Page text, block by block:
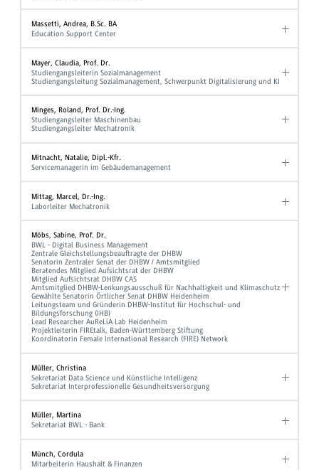
Massetti, Andrea, B.Sc. BA
Education Support Center
Mayer, Claudia, Prof. Dr.
Studiengangsleiterin Sozialmanagement
Studiengangsleitung Sozialmanagement, Schwerpunkt Digitalisierung und KI
Minges, Roland, Prof. Dr.-Ing.
Studiengangsleiter Maschinenbau
Studiengangsleiter Mechatronik
Mitnacht, Natalie, Dipl.-Kfr.
Servicemanagerin im Gebäudemanagement
Mittag, Marcel, Dr.-Ing.
Laborleiter Mechatronik
Möbs, Sabine, Prof. Dr.
BWL - Digital Business Management
Zentrale Gleichstellungsbeauftragte der DHBW
Senatorin Zentraler Senat der DHBW / Amtsmitglied
Beratendes Mitglied Aufsichtsrat der DHBW
Mitglied Aufsichtsrat DHBW CAS
Amtsmitglied DHBW-Lenkungsausschuß für Nachhaltigkeit und Klimaschutz
Gewählte Senatorin Örtlicher Senat DHBW Heidenheim
Leitungsteam und Gründerin DHBW-Institut für Hochschul- und
Bildungsforschung (IHB)
Lead Researcher AuReLiA Lab Heidenheim
Projektleiterin FIREtalk, Baden-Württemberg Stiftung
Koordinatorin Female International Research (FIRE) Network
Müller, Christina
Sekretariat Data Science und Künstliche Intelligenz
Sekretariat Interprofessionelle Gesundheitsversorgung
Müller, Martina
Sekretariat BWL - Bank
Münch, Cordula
Mitarbeiterin Haushalt & Finanzen